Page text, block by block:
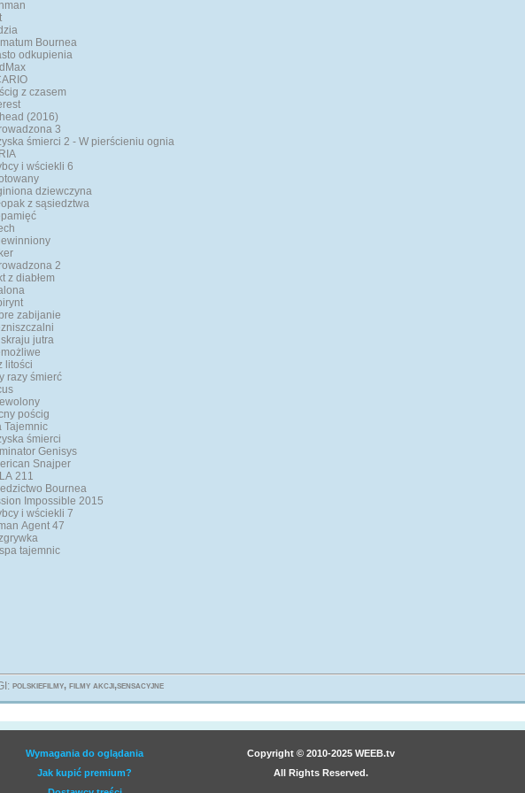
Bournea
odkupienia
z czasem
(2016)
3
śmierci 2 - W pierścieniu ognia
i wściekli 6
dziewczyna
z sąsiedztwa
2
z diabłem
zabijanie
skraju jutra
litości
razy śmierć
pościg
Tajemnic
śmierci
Genisys
Snajper
211
Bournea
Impossible 2015
i wściekli 7
Agent 47
tajemnic
polskiefilmy, filmy akcji,sensacyjne
Wymagania do oglądania
Jak kupić premium?
Copyright © 2010-2025 WEEB.tv
All Rights Reserved.